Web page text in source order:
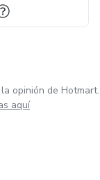
opinión de Hotmart.
aquí